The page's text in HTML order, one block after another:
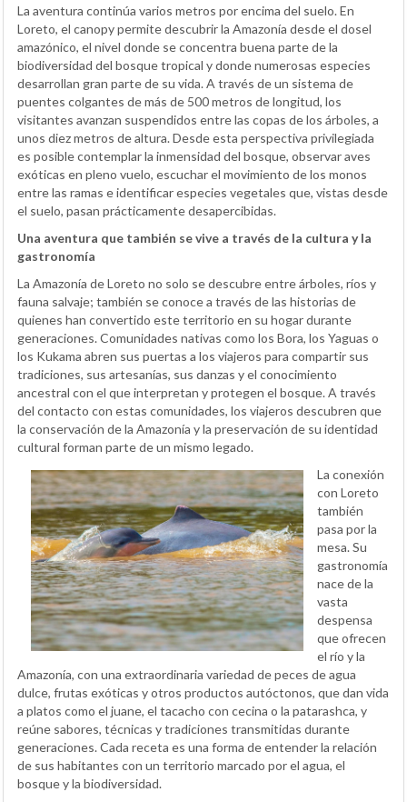
La aventura continúa varios metros por encima del suelo. En
Loreto, el canopy permite descubrir la Amazonía desde el dosel
amazónico, el nivel donde se concentra buena parte de la
biodiversidad del bosque tropical y donde numerosas especies
desarrollan gran parte de su vida. A través de un sistema de
puentes colgantes de más de 500 metros de longitud, los
visitantes avanzan suspendidos entre las copas de los árboles, a
unos diez metros de altura. Desde esta perspectiva privilegiada
es posible contemplar la inmensidad del bosque, observar aves
exóticas en pleno vuelo, escuchar el movimiento de los monos
entre las ramas e identificar especies vegetales que, vistas desde
el suelo, pasan prácticamente desapercibidas.
Una aventura que también se vive a través de la cultura y la
gastronomía
La Amazonía de Loreto no solo se descubre entre árboles, ríos y
fauna salvaje; también se conoce a través de las historias de
quienes han convertido este territorio en su hogar durante
generaciones. Comunidades nativas como los Bora, los Yaguas o
los Kukama abren sus puertas a los viajeros para compartir sus
tradiciones, sus artesanías, sus danzas y el conocimiento
ancestral con el que interpretan y protegen el bosque. A través
del contacto con estas comunidades, los viajeros descubren que
la conservación de la Amazonía y la preservación de su identidad
cultural forman parte de un mismo legado.
La conexión
con Loreto
también
pasa por la
mesa. Su
gastronomía
nace de la
vasta
despensa
que ofrecen
el río y la
Amazonía, con una extraordinaria variedad de peces de agua
dulce, frutas exóticas y otros productos autóctonos, que dan vida
a platos como el juane, el tacacho con cecina o la patarashca, y
reúne sabores, técnicas y tradiciones transmitidas durante
generaciones. Cada receta es una forma de entender la relación
de sus habitantes con un territorio marcado por el agua, el
bosque y la biodiversidad.